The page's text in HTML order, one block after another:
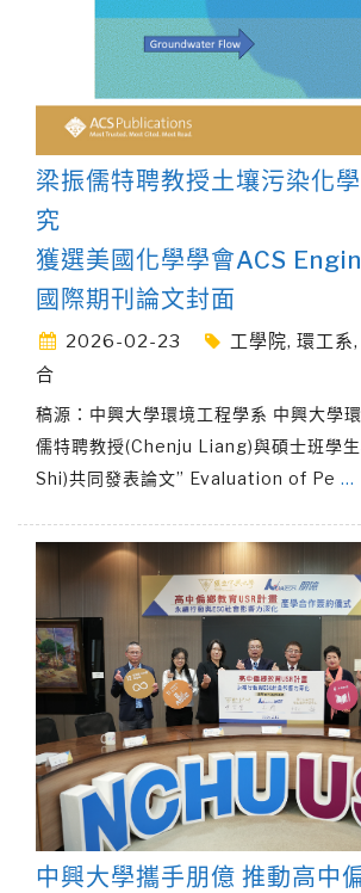
梁振儒特聘教授土壤污染化
究
獲選美國化學學會ACS
國際期刊論文封面
2026-02-23 工學院, 環工系,
合
稿源：中興大學環境工程學系 中興大學
儒特聘教授(Chenju Liang)與碩士班學
Shi)共同發表論文” Evaluation of Pe …
中興大學攜手朋億 推動高中